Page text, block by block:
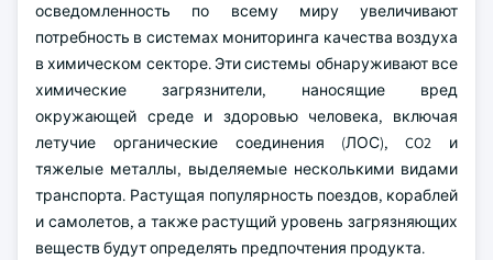
осведомленность по всему миру увеличивают
потребность в системах мониторинга качества воздуха
в химическом секторе. Эти системы обнаруживают все
химические загрязнители, наносящие вред
окружающей среде и здоровью человека, включая
летучие органические соединения (ЛОС), CO2 и
тяжелые металлы, выделяемые несколькими видами
транспорта. Растущая популярность поездов, кораблей
и самолетов, а также растущий уровень загрязняющих
веществ будут определять предпочтения продукта.